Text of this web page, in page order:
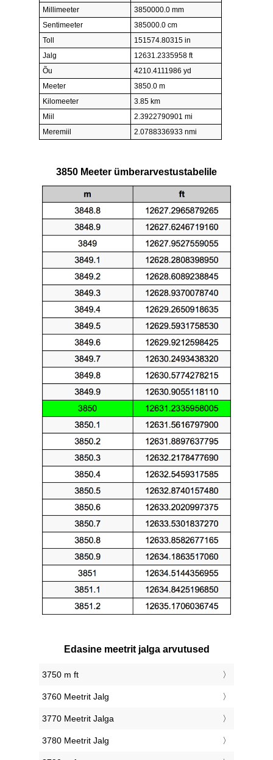
Millimeeter
3850000.0 mm
Sentimeeter
385000.0 cm
Toll
151574.80315 in
Jalg
12631.2335958 ft
Õu
4210.4111986 yd
Meeter
3850.0 m
Kilomeeter
3.85 km
Miil
2.3922790901 mi
Meremiil
2.0788336933 nmi
3850 Meeter ümberarvestustabelile
Edasine meetrit jalga arvutused
3750 m ft
3760 Meetrit Jalg
3770 Meetrit Jalga
3780 Meetrit Jalg